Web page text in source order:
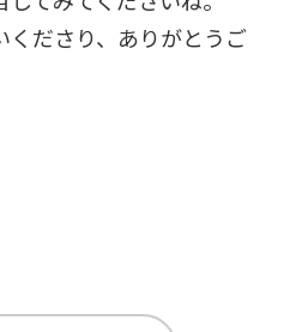
ださり、ありがとうご